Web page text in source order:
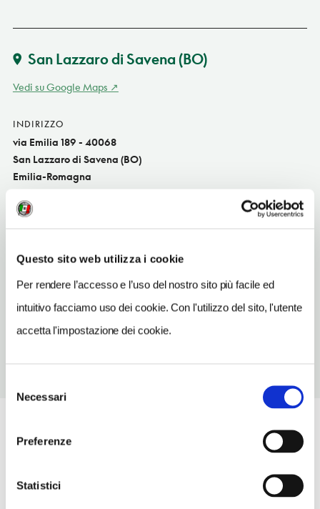
Questo sito web utilizza i cookie
Per rendere l’accesso e l’uso del nostro sito più facile ed
intuitivo facciamo uso dei cookie. Con l'utilizzo del sito, l'utente
accetta l'impostazione dei cookie.
delNecessari
Preferenze
Statistici
San Lazzaro di Savena (BO)
Vedi su Google Maps
INDIRIZZO
via Emilia 189 - 40068
San Lazzaro di Savena (BO)
Emilia-Romagna
SITO WEB
Pomo1@uvetpomodoro.com
0516441012